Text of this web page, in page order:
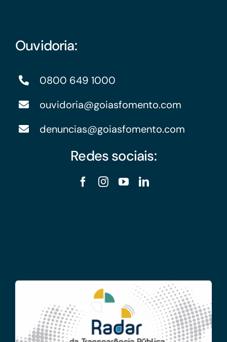
Ouvidoria:
0800 649 1000
ouvidoria@goiasfomento.com
denuncias@goiasfomento.com
Redes sociais: